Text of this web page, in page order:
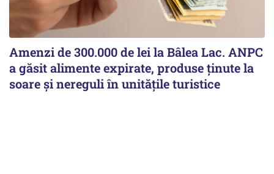
Amenzi de 300.000 de lei la Bâlea Lac. ANPC
a găsit alimente expirate, produse ținute la
soare și nereguli în unitățile turistice